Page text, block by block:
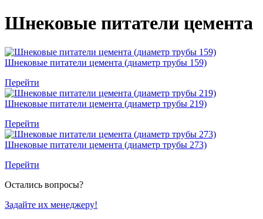
Шнековые питатели цемента
Шнековые питатели цемента (диаметр трубы 159)
Перейти
Шнековые питатели цемента (диаметр трубы 219)
Перейти
Шнековые питатели цемента (диаметр трубы 273)
Перейти
Остались вопросы?
Задайте их менеджеру!